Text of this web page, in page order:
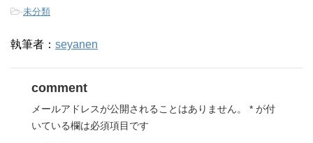
-未分類
執筆者： seyanen
comment
メールアドレスが公開されることはありません。 * が付
いている欄は必須項目です